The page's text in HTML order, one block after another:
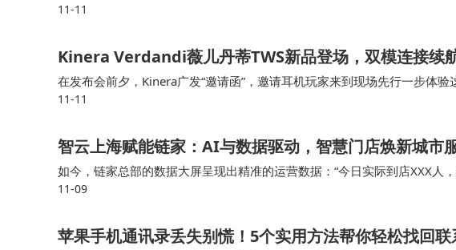
星试验能力，成功实现了NTN（非地面网络）制式在中轨卫星条件下的在
11-11
Kinera Verdandi薇儿丹蒂TWS新品登场，双模连接续
在发布会前夕，Kinera广发“邀请函”，邀请耳机玩家来到现场先行一步体
试玩，分别是寰宇黑和阙夜紫，我自己就比较喜欢寰宇黑这个配色，低调奢
11-11
智云上海赋能链家：AI与数据驱动，智慧门店焕新城市
如今，链家总部的数据大屏呈现出精准的运营数据：“今日实际到店XXX人
勾勒出门店运营的新图景，更推动着服务效能与客户体验的双重提升。 更
11-09
苹果手机通讯录丢失别慌！5个实用方法帮你轻松找回联